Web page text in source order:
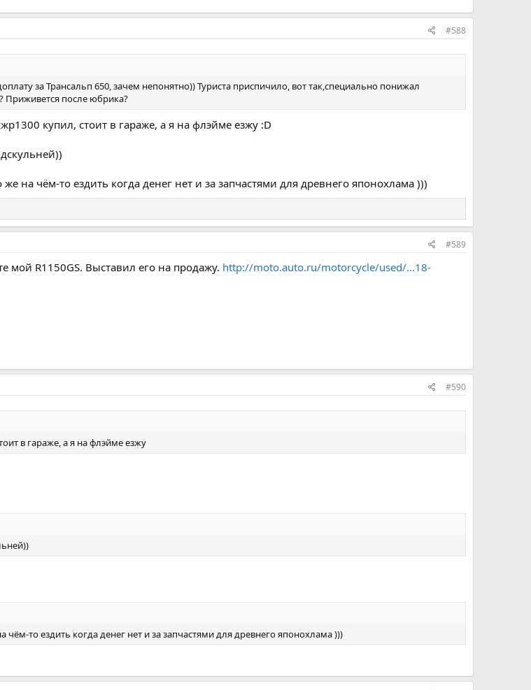
#588
за Трансальп 650, зачем непонятно)) Туриста приспичило, вот так,специально понижал
Приживется после юбрика?
купил, стоит в гараже, а я на флэйме езжу :D
на чём-то ездить когда денег нет и за запчастями для древнего японохлама )))
#589
мой R1150GS. Выставил его на продажу. http://moto.auto.ru/motorcycle/used/...18-
#590
в гараже, а я на флэйме езжу
то ездить когда денег нет и за запчастями для древнего японохлама )))